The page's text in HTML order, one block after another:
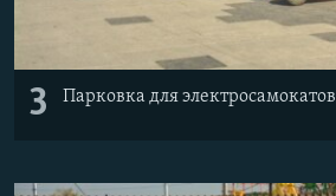
3 Парковка для электросамокатов